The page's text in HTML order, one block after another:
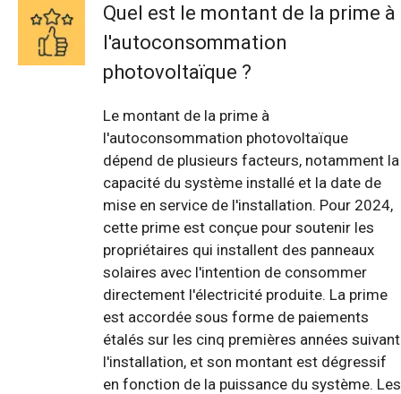
Quel est le montant de la prime à
l'autoconsommation
photovoltaïque ?
Le montant de la prime à
l'autoconsommation photovoltaïque
dépend de plusieurs facteurs, notamment la
capacité du système installé et la date de
mise en service de l'installation. Pour 2024,
cette prime est conçue pour soutenir les
propriétaires qui installent des panneaux
solaires avec l'intention de consommer
directement l'électricité produite. La prime
est accordée sous forme de paiements
étalés sur les cinq premières années suivant
l'installation, et son montant est dégressif
en fonction de la puissance du système. Les